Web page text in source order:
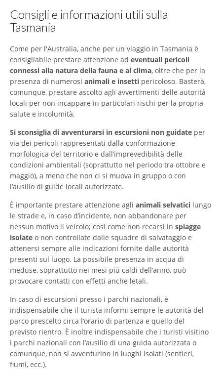
Consigli e informazioni utili sulla
Tasmania
Come per l'Australia, anche per un viaggio in Tasmania è
consigliabile prestare attenzione ad eventuali pericoli
connessi alla natura della fauna e al clima, oltre che per la
presenza di numerosi animali e insetti pericoloso. Basterà,
comunque, prestare ascolto agli avvertimenti delle autorità
locali per non incappare in particolari rischi per la propria
salute e incolumità.
Si sconsiglia di avventurarsi in escursioni non guidate per
via dei pericoli rappresentati dalla conformazione
morfologica del territorio e dall’imprevedibilità delle
condizioni ambientali (soprattutto nel periodo tra ottobre e
maggio), a meno che non ci si muova in gruppo o con
l’ausilio di guide locali autorizzate.
È importante prestare attenzione agli animali selvatici lungo
le strade e, in caso d’incidente, non abbandonare per
nessun motivo il veicolo; così come non recarsi in spiagge
isolate o non controllate dalle squadre di salvataggio e
attenersi sempre alle indicazioni fornite dalle autorità
presenti sul luogo. La possibile presenza in acqua di
meduse, soprattutto nei mesi più caldi dell’anno, può
provocare contatti con effetti anche letali.
In caso di escursioni presso i parchi nazionali, è
indispensabile che il turista informi sempre le autorità del
parco prescelto circa l’orario di partenza e quello del
previsto rientro. È inoltre indispensabile che i turisti visitino
i parchi nazionali con l’ausilio di una guida autorizzata o
comunque, non si avventurino in luoghi isolati (sentieri,
fiumi, ecc.).